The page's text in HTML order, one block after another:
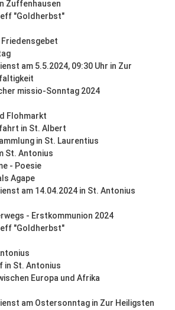
Zuffenhausen
"Goldherbst"
am 5.5.2024, 09:30 Uhr in Zur
missio-Sonntag 2024
Flohmarkt
in St. Albert
in St. Laurentius
St. Antonius
- Poesie
Agape
am 14.04.2024 in St. Antonius
- Erstkommunion 2024
"Goldherbst"
St. Antonius
Europa und Afrika
am Ostersonntag in Zur Heiligsten